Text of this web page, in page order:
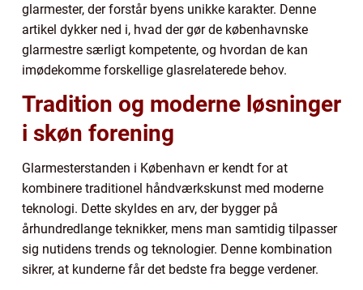
glarmester, der forstår byens unikke karakter. Denne
artikel dykker ned i, hvad der gør de københavnske
glarmestre særligt kompetente, og hvordan de kan
imødekomme forskellige glasrelaterede behov.
Tradition og moderne løsninger
i skøn forening
Glarmesterstanden i København er kendt for at
kombinere traditionel håndværkskunst med moderne
teknologi. Dette skyldes en arv, der bygger på
århundredlange teknikker, mens man samtidig tilpasser
sig nutidens trends og teknologier. Denne kombination
sikrer, at kunderne får det bedste fra begge verdener.